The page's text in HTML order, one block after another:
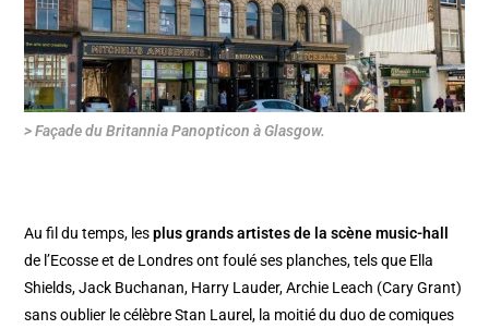
> Façade du Britannia Panopticon à Glasgow.
Au fil du temps, lesplus grands artistes de la scène music-hall
de l’Ecosse et de Londres ont foulé ses planches, tels que Ella
Shields, Jack Buchanan, Harry Lauder, Archie Leach (Cary Grant)
sans oublier le célèbre Stan Laurel, la moitié du duo de comiques